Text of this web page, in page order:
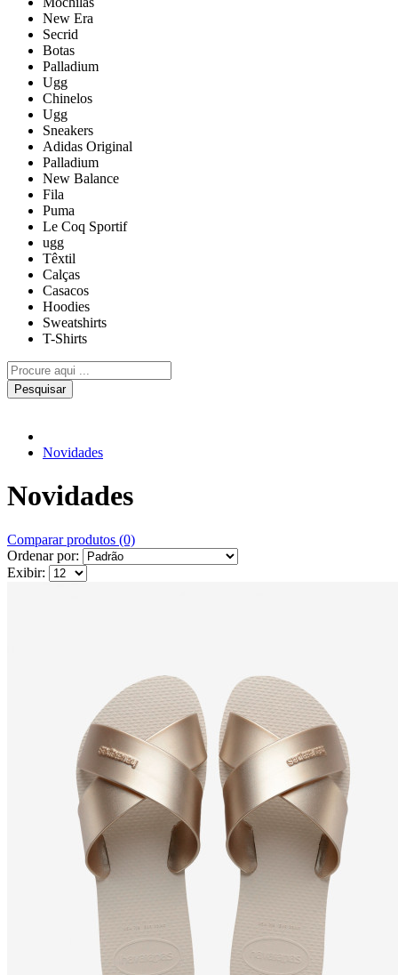
New Era
Secrid
Botas
Palladium
Ugg
Chinelos
Ugg
Sneakers
Adidas Original
Palladium
New Balance
Fila
Puma
Le Coq Sportif
ugg
Têxtil
Calças
Casacos
Hoodies
Sweatshirts
T-Shirts
Pesquisar
Novidades
Novidades
Comparar produtos (0)
Ordenar por:
Exibir: